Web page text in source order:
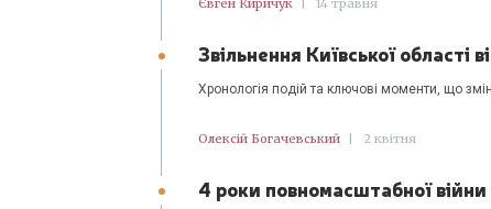
Євген Киричук 14 травня
Звільнення Київської області
Хронологія подій та ключові моменти, що
Олексій Богачевський 2 квітня
4 роки повномасштабної